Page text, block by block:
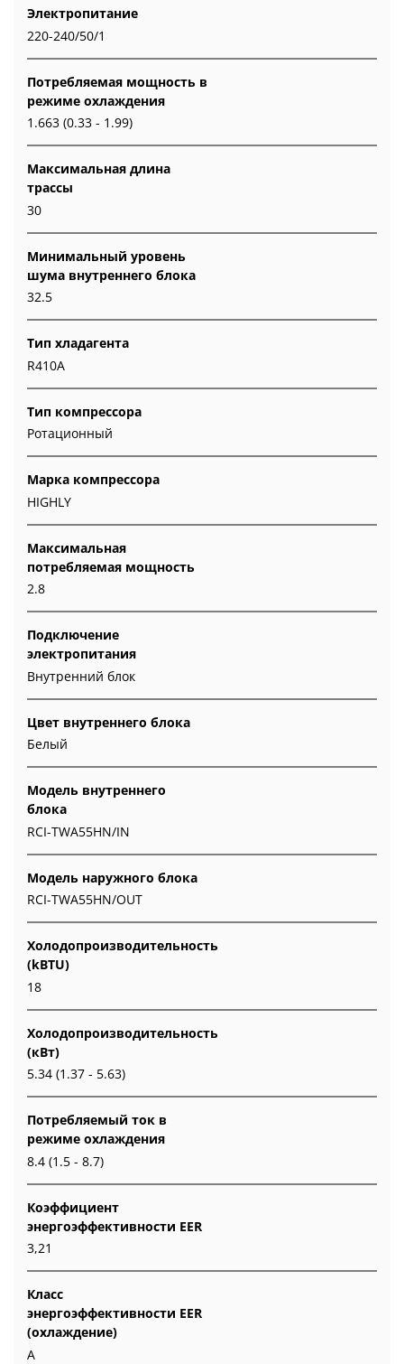
Электропитание
220-240/50/1
Потребляемая мощность в
режиме охлаждения
1.663 (0.33 - 1.99)
Максимальная длина
трассы
30
Минимальный уровень
шума внутреннего блока
32.5
Тип хладагента
R410A
Тип компрессора
Ротационный
Марка компрессора
HIGHLY
Максимальная
потребляемая мощность
2.8
Подключение
электропитания
Внутренний блок
Цвет внутреннего блока
Белый
Модель внутреннего
блока
RCI-TWA55HN/IN
Модель наружного блока
RCI-TWA55HN/OUT
Холодопроизводительность
(kBTU)
18
Холодопроизводительность
(кВт)
5.34 (1.37 - 5.63)
Потребляемый ток в
режиме охлаждения
8.4 (1.5 - 8.7)
Коэффициент
энергоэффективности EER
3,21
Класс
энергоэффективности EER
(охлаждение)
A